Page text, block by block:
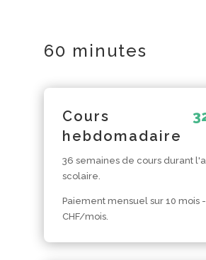
60 minutes
Cours
hebdomadaire
36 semaines de cours durant
scolaire.
Paiement mensuel sur 10 mois -
CHF/mois.